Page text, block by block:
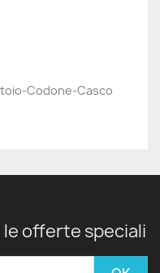
Codone-Casco
le offerte speciali